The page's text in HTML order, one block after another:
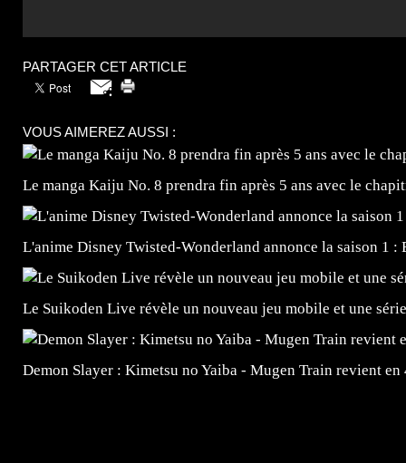
PARTAGER CET ARTICLE
VOUS AIMEREZ AUSSI :
Le manga Kaiju No. 8 prendra fin après 5 ans avec le
L'anime Disney Twisted-Wonderland annonce la saison 1
Le Suikoden Live révèle un nouveau jeu mobile et une
Demon Slayer : Kimetsu no Yaiba - Mugen Train revient en